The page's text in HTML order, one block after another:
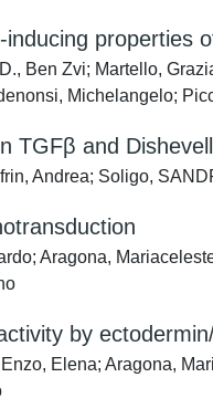
properties
Ben Zvi; Martello,
Michelangelo;
TGFβ and
Andrea; Soligo,
Aragona,
by
Elena; Aragona,